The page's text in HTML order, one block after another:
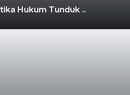
Hukum Tunduk ..